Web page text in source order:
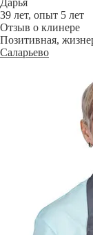
Дарья
39 лет, опыт 5 лет
Отзыв о клинере
Позитивная,
Саларьево